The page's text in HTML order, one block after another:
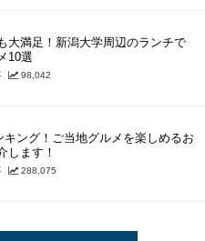
大満足！新潟大学周辺のランチで
10選
98,042
ング！ご当地グルメを楽しめるお
します！
288,075